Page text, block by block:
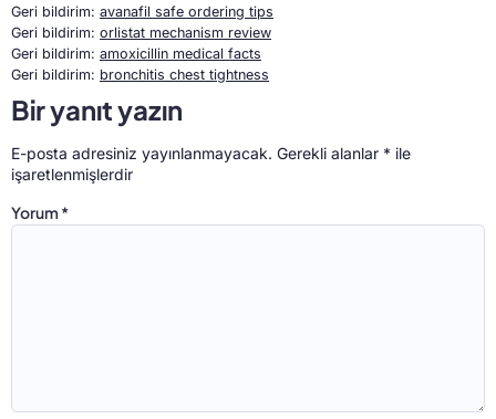
Geri bildirim: avanafil safe ordering tips
Geri bildirim: orlistat mechanism review
Geri bildirim: amoxicillin medical facts
Geri bildirim: bronchitis chest tightness
Bir yanıt yazın
E-posta adresiniz yayınlanmayacak. Gerekli alanlar * ile
işaretlenmişlerdir
Yorum *